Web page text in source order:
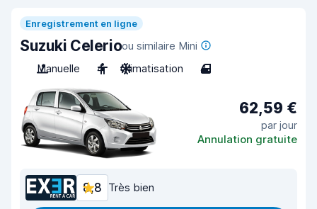
Enregistrement en ligne
Suzuki Celerioou similaire Mini
Manuelle
4 Climatisation 4
62,59 €
par jour
Annulation gratuite
8,8 Très bien